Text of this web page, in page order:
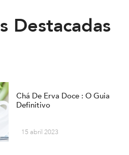
Destacadas
Chá De Erva Doce : O Guia
Definitivo
15 abril 2023